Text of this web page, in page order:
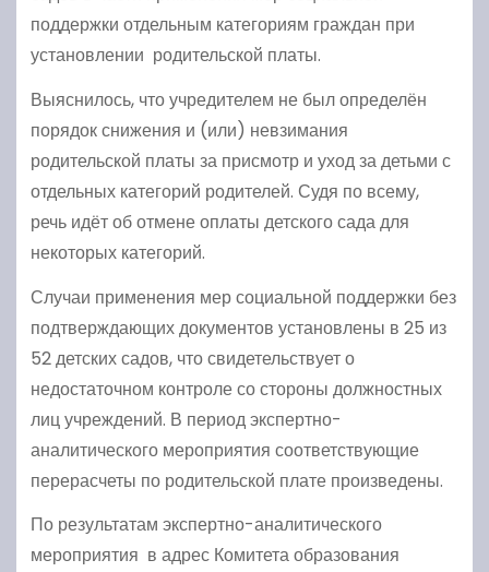
поддержки отдельным категориям граждан при
установлении родительской платы.
Выяснилось, что учредителем не был определён
порядок снижения и (или) невзимания
родительской платы за присмотр и уход за детьми с
отдельных категорий родителей. Судя по всему,
речь идёт об отмене оплаты детского сада для
некоторых категорий.
Случаи применения мер социальной поддержки без
подтверждающих документов установлены в 25 из
52 детских садов, что свидетельствует о
недостаточном контроле со стороны должностных
лиц учреждений. В период экспертно-
аналитического мероприятия соответствующие
перерасчеты по родительской плате произведены.
По результатам экспертно-аналитического
мероприятия в адрес Комитета образования